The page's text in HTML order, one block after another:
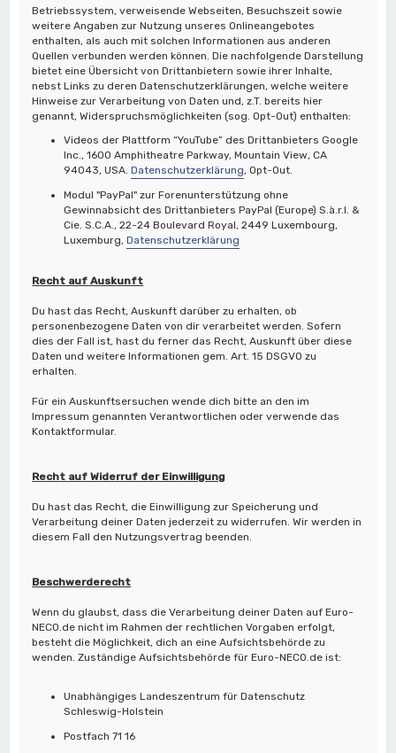
Betriebssystem, verweisende Webseiten, Besuchszeit sowie
weitere Angaben zur Nutzung unseres Onlineangebotes
enthalten, als auch mit solchen Informationen aus anderen
Quellen verbunden werden können. Die nachfolgende Darstellung
bietet eine Übersicht von Drittanbietern sowie ihrer Inhalte,
nebst Links zu deren Datenschutzerklärungen, welche weitere
Hinweise zur Verarbeitung von Daten und, z.T. bereits hier
genannt, Widerspruchsmöglichkeiten (sog. Opt-Out) enthalten:
Videos der Plattform “YouTube” des Drittanbieters Google
Inc., 1600 Amphitheatre Parkway, Mountain View, CA
94043, USA.Datenschutzerklärung, Opt-Out.
Modul "PayPal" zur Forenunterstützung ohne
Gewinnabsicht des Drittanbieters PayPal (Europe) S.à.r.l. &
Cie. S.C.A., 22-24 Boulevard Royal, 2449 Luxembourg,
Luxemburg,Datenschutzerklärung
Recht auf Auskunft
Du hast das Recht, Auskunft darüber zu erhalten, ob
personenbezogene Daten von dir verarbeitet werden. Sofern
dies der Fall ist, hast du ferner das Recht, Auskunft über diese
Daten und weitere Informationen gem. Art. 15 DSGVO zu
erhalten.
Für ein Auskunftsersuchen wende dich bitte an den im
Impressum genannten Verantwortlichen oder verwende das
Kontaktformular.
Recht auf Widerruf der Einwilligung
Du hast das Recht, die Einwilligung zur Speicherung und
Verarbeitung deiner Daten jederzeit zu widerrufen. Wir werden in
diesem Fall den Nutzungsvertrag beenden.
Beschwerderecht
Wenn du glaubst, dass die Verarbeitung deiner Daten auf Euro-
NECO.de nicht im Rahmen der rechtlichen Vorgaben erfolgt,
besteht die Möglichkeit, dich an eine Aufsichtsbehörde zu
wenden. Zuständige Aufsichtsbehörde für Euro-NECO.de ist:
Unabhängiges Landeszentrum für Datenschutz
Schleswig-Holstein
Postfach 71 16